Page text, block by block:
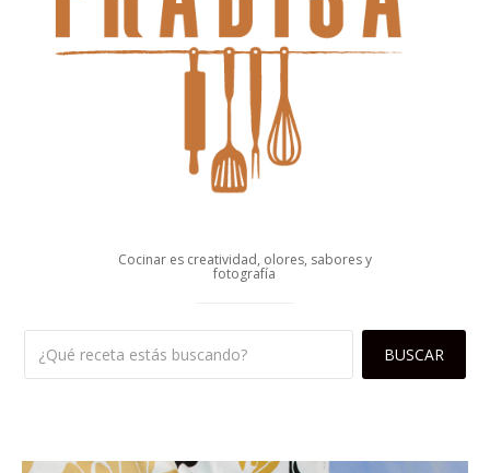
Cocinar es creatividad, olores, sabores y
fotografía